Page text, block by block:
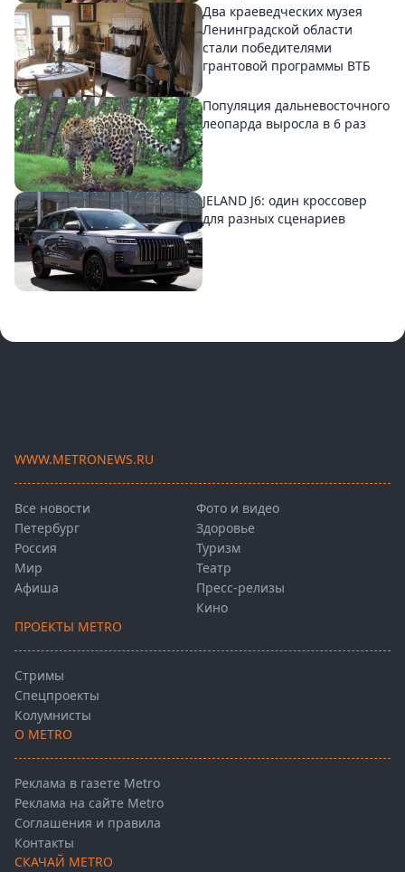
Два краеведческих музея
Ленинградской области
стали победителями
грантовой программы ВТБ
Популяция дальневосточного
леопарда выросла в 6 раз
JELAND J6: один кроссовер
для разных сценариев
WWW.METRONEWS.RU
Все новости
Петербург
Россия
Мир
Афиша
Фото и видео
Здоровье
Туризм
Театр
Пресс-релизы
Кино
ПРОЕКТЫ METRO
Стримы
Спецпроекты
Колумнисты
О METRO
Реклама в газете Metro
Реклама на сайте Metro
Соглашения и правила
Контакты
СКАЧАЙ METRO